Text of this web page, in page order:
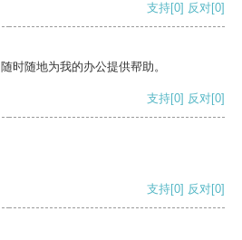
支持[0] 反对[0]
时随地为我的办公提供帮助。
支持[0] 反对[0]
支持[0] 反对[0]